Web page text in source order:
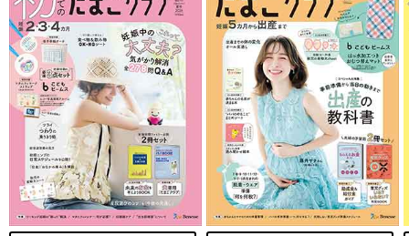
※文中のコメントは「たまひよ」アプリユーザーから集めた体験
談を再編集したものです。
※調査は2024年3月実施の「まいにちのたまひよ」アプリユーザ
ーに実施ししたものです。（有効回答数240人）
※記事の内容は2024年5月の情報で、現在と異なる場合がありま
す。
水野香さん
PROFILE）
ヘアスタイリスト。HOT PEPPER Beauty AWARD 2024 BEST